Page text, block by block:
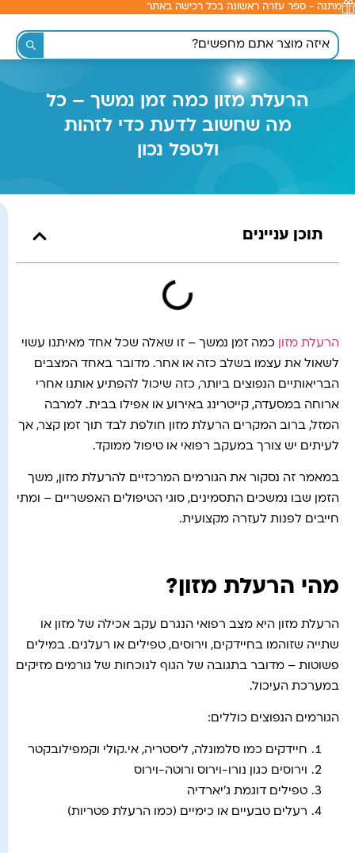
לתוכן
מתנה - ספר עזרה ראשונה בכל רכישה באתר
הרעלת מזון כמה זמן נמשך – כל
מה שחשוב לדעת כדי לזהות
ולטפל נכון
תוכן עניינים
הרעלת מזון
כמה זמן נמשך – זו שאלה שכל אחד מאיתנו עשוי
לשאול את עצמו בשלב כזה או אחר. מדובר באחד המצבים
הבריאותיים הנפוצים ביותר, כזה שיכול להפתיע אותנו אחרי
ארוחה במסעדה, קייטרינג באירוע או אפילו בבית. למרבה
המזל, ברוב המקרים הרעלת מזון חולפת לבד תוך זמן קצר, אך
לעיתים יש צורך במעקב רפואי או טיפול ממוקד.
במאמר זה נסקור את הגורמים המרכזיים להרעלת מזון, משך
הזמן שבו נמשכים התסמינים, סוגי הטיפולים האפשריים – ומתי
חייבים לפנות לעזרה מקצועית.
מהי הרעלת מזון?
הרעלת מזון היא מצב רפואי הנגרם עקב אכילה של מזון או
שתייה שזוהמו בחיידקים, וירוסים, טפילים או רעלנים. במילים
פשוטות – מדובר בתגובה של הגוף לנוכחות של גורמים מזיקים
במערכת העיכול.
הגורמים הנפוצים כוללים:
חיידקים כמו סלמונלה, ליסטריה, אי.קולי וקמפילובקטר
וירוסים כגון נורו-וירוס ורוטה-וירוס
טפילים דוגמת ג'יארדיה
רעלים טבעיים או כימיים (כמו הרעלת פטריות)